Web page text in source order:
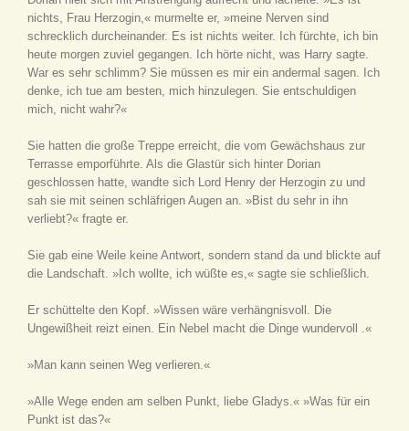
nichts, Frau Herzogin,« murmelte er, »meine Nerven sind
schrecklich durcheinander. Es ist nichts weiter. Ich fürchte, ich bin
heute morgen zuviel gegangen. Ich hörte nicht, was Harry sagte.
War es sehr schlimm? Sie müssen es mir ein andermal sagen. Ich
denke, ich tue am besten, mich hinzulegen. Sie entschuldigen
mich, nicht wahr?«
Sie hatten die große Treppe erreicht, die vom Gewächshaus zur
Terrasse emporführte. Als die Glastür sich hinter Dorian
geschlossen hatte, wandte sich Lord Henry der Herzogin zu und
sah sie mit seinen schläfrigen Augen an. »Bist du sehr in ihn
verliebt?« fragte er.
Sie gab eine Weile keine Antwort, sondern stand da und blickte auf
die Landschaft. »Ich wollte, ich wüßte es,« sagte sie schließlich.
Er schüttelte den Kopf. »Wissen wäre verhängnisvoll. Die
Ungewißheit reizt einen. Ein Nebel macht die Dinge wundervoll .«
»Man kann seinen Weg verlieren.«
»Alle Wege enden am selben Punkt, liebe Gladys.« »Was für ein
Punkt ist das?«